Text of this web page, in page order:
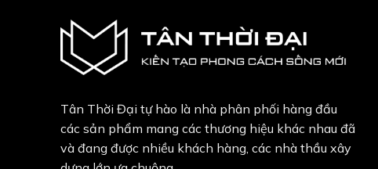
Tân Thời Đại tự hào là nhà phân phối hàng đầu
các sản phẩm mang các thương hiệu khác nhau đã
và đang được nhiều khách hàng, các nhà thầu xây